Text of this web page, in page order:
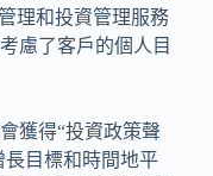
理和投資管理服務
慮了客戶的個人目
獲得“投資政策聲
長目標和時間地平